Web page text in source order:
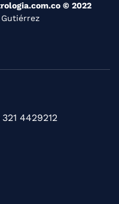
© 2022
321 4429212